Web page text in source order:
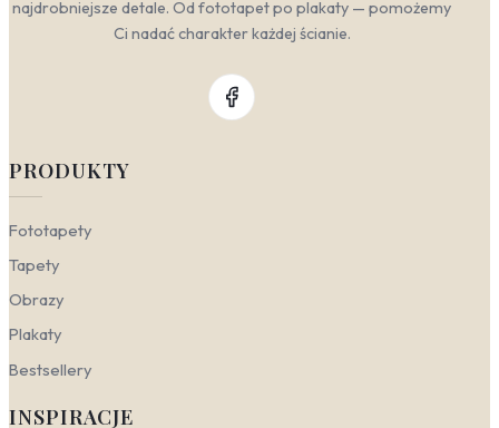
najdrobniejsze detale. Od fototapet po plakaty — pomożemy
Ci nadać charakter każdej ścianie.
PRODUKTY
Fototapety
Tapety
Obrazy
Plakaty
Bestsellery
INSPIRACJE